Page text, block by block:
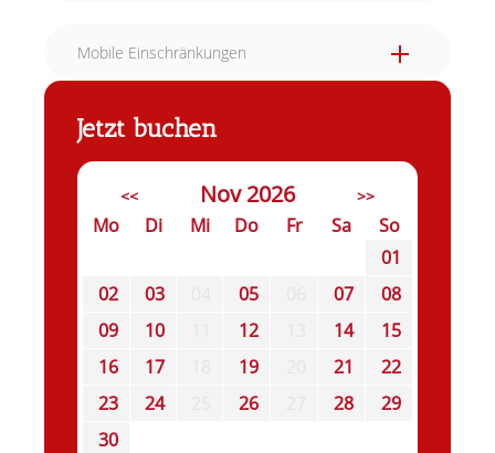
Mobile Einschränkungen
Jetzt buchen
<< Nov 2026 >>
Mo Di Mi Do Fr Sa
So
01
02
03 05 07
08
09
10 12 14
15
16
17 19 21
22
23
24 26 28
29
30